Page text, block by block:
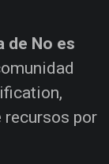
de No es
recursos por